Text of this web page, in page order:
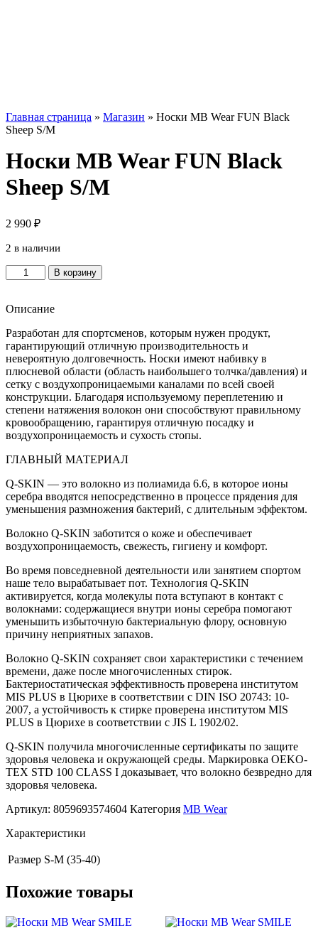
Главная страница » Магазин » Носки MB Wear FUN Black
Sheep S/M
Носки MB Wear FUN Black
Sheep S/M
2 990 ₽
2 в наличии
Количество
товара
MB
FUN
Black
Sheep
S/M
В корзину
Описание
Разработан для спортсменов, которым нужен продукт,
гарантирующий отличную производительность и
невероятную долговечность. Носки имеют набивку в
плюсневой области (область наибольшего толчка/давления) и
сетку с воздухопроницаемыми каналами по всей своей
конструкции. Благодаря используемому переплетению и
степени натяжения волокон они способствуют правильному
кровообращению, гарантируя отличную посадку и
воздухопроницаемость и сухость стопы.
ГЛАВНЫЙ МАТЕРИАЛ
Q-SKIN — это волокно из полиамида 6.6, в которое ионы
серебра вводятся непосредственно в процессе прядения для
уменьшения размножения бактерий, с длительным эффектом.
Волокно Q-SKIN заботится о коже и обеспечивает
воздухопроницаемость, свежесть, гигиену и комфорт.
Во время повседневной деятельности или занятием спортом
наше тело вырабатывает пот. Технология Q-SKIN
активируется, когда молекулы пота вступают в контакт с
волокнами: содержащиеся внутри ионы серебра помогают
уменьшить избыточную бактериальную флору, основную
причину неприятных запахов.
Волокно Q-SKIN сохраняет свои характеристики с течением
времени, даже после многочисленных стирок.
Бактериостатическая эффективность проверена институтом
MIS PLUS в Цюрихе в соответствии с DIN ISO 20743: 10-
2007, а устойчивость к стирке проверена институтом MIS
PLUS в Цюрихе в соответствии с JIS L 1902/02.
Q-SKIN получила многочисленные сертификаты по защите
здоровья человека и окружающей среды. Маркировка OEKO-
TEX STD 100 CLASS I доказывает, что волокно безвредно для
здоровья человека.
Артикул: 8059693574604 Категория MB Wear
Характеристики
Размер S-M (35-40)
Похожие товары